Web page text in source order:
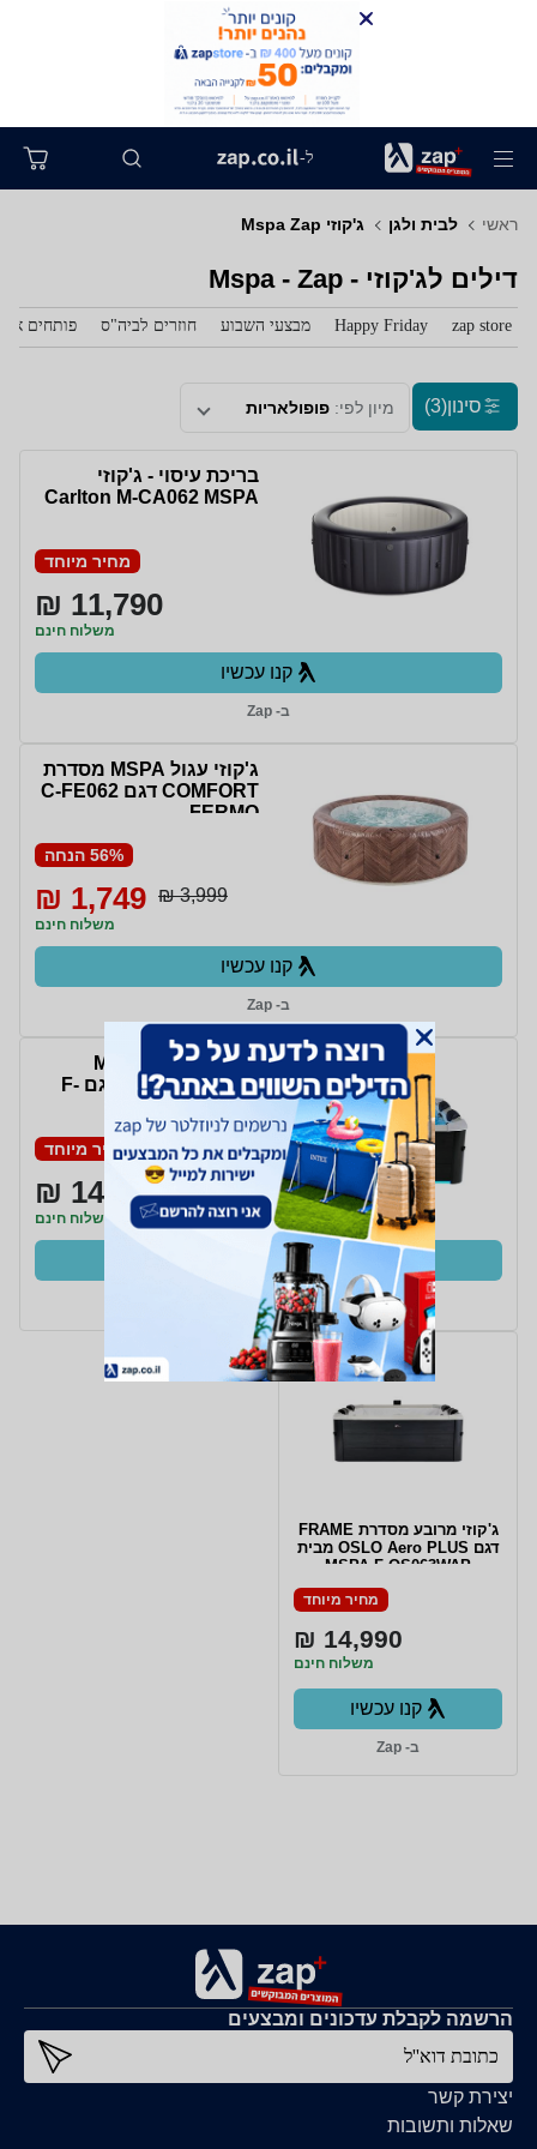
ל-
ראשי לבית ולגן ג'קוזי Mspa Zap
דילים לג'קוזי - Mspa - Zap
zap store
Happy Friday מבצעי השבוע חוזרים לביה"ס פותחים את
סינון(3) מיון לפי: פופולאריות
בריכת עיסוי - ג'קוזי
Carlton M-CA062 MSPA
מחיר מיוחד
11,790 ₪
משלוח חינם
קנו עכשיו
ב- Zap
ג'קוזי עגול MSPA מסדרת
COMFORT דגם C-FE062
FERMO
56% הנחה
3,999 ₪
1,749 ₪
משלוח חינם
קנו עכשיו
ב- Zap
ג'קוזי מרובע MSPA
מסדרת FRAME דגם F-
OS063W OSLO
מחיר מיוחד
14,999 ₪
משלוח חינם
קנו עכשיו
ב- Zap
ג'קוזי מרובע מסדרת FRAME
דגם OSLO Aero PLUS מבית
MSPA F-OS063WAP
מחיר מיוחד
14,990 ₪
משלוח חינם
קנו עכשיו
ב- Zap
יצירת קשר
שאלות ותשובות
הרשמה לקבלת עדכונים ומבצעים
כתובת דוא''ל